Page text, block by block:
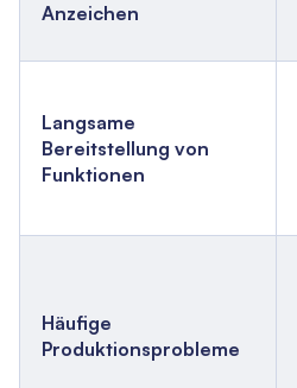
Anzeichen
Langsame
Bereitstellung von
Funktionen
Häufige
Produktionsprobleme